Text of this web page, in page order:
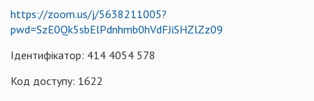
https://zoom.us/j/5638211005?
pwd=SzE0Qk5sbElPdnhmb0hVdFJiSHZlZz09
Ідентифікатор: 414 4054 578
Код доступу: 1622